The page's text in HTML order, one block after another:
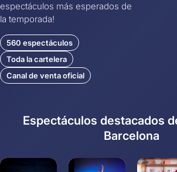
espectáculos más esperados de
la temporada!
560 espectáculos
Toda la cartelera
Canal de venta oficial
Espectáculos destacados
Barcelona